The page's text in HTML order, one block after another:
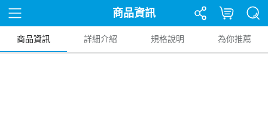
商品資訊
商品資訊 詳細介紹 規格說明 為你推薦